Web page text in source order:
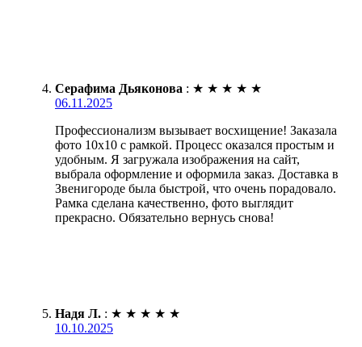
Серафима Дьяконова : ★ ★ ★ ★ ★
06.11.2025
Профессионализм вызывает восхищение! Заказала
фото 10х10 с рамкой. Процесс оказался простым и
удобным. Я загружала изображения на сайт,
выбрала оформление и оформила заказ. Доставка в
Звенигороде была быстрой, что очень порадовало.
Рамка сделана качественно, фото выглядит
прекрасно. Обязательно вернусь снова!
Надя Л. : ★ ★ ★ ★ ★
10.10.2025